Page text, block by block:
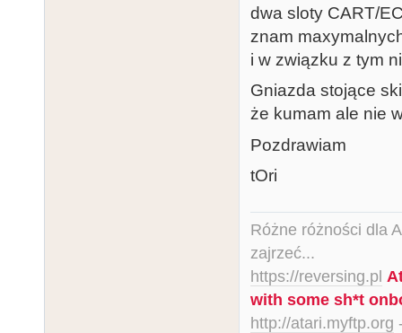
dwa sloty CART/
znam
i w związku z tym
Gniazda stojące
że kumam ale nie
Pozdrawiam
tOri
Różne różności dla
zajrzeć...
https://reversing.pl
with some sh*t
http://atari.myftp.org